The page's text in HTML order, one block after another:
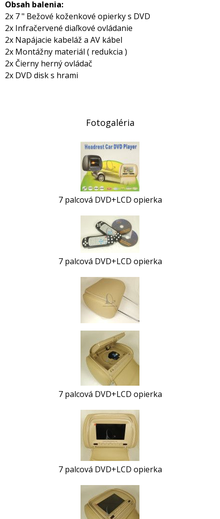
Obsah balenia:
2x 7 " Bežové koženkové opierky s DVD
2x Infračervené diaľkové ovládanie
2x Napájacie kabeláž a AV kábel
2x Montážny materiál ( redukcia )
2x Čierny herný ovládač
2x DVD disk s hrami
Fotogaléria
7 palcová DVD+LCD opierka
7 palcová DVD+LCD opierka
7 palcová DVD+LCD opierka
7 palcová DVD+LCD opierka